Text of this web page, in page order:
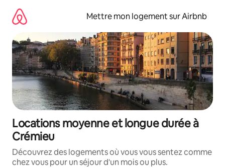
directement
contenu
Mettre mon logement sur Airbnb
Locations moyenne et longue durée à
Crémieu
Découvrez des logements où vous vous sentez comme
chez vous pour un séjour d'un mois ou plus.